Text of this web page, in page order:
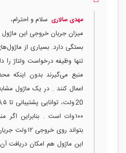
مهدی سالاری سلام و احترام،
میزان جریان خروجی این ماژول
تنها وظیفه درخواست ولتاژ را
منبع می‌گیرند بدون اینکه
اعمال کنند . در یک ماژول
۱۰۰ وات است . بنابراین اگر
این ماژول هم امکان دریافت